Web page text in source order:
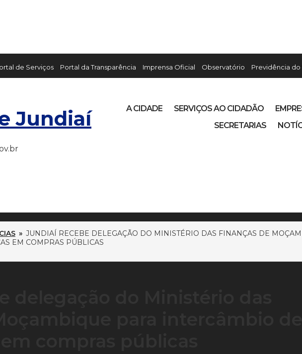
de Serviços Portal da Transparência Imprensa Oficial Observatório Previdência
Jundiaí A CIDADE SERVIÇOS AO CIDADÃO
SECRETARIAS
» JUNDIAÍ RECEBE DELEGAÇÃO DO MINISTÉRIO DAS FINANÇAS DE
EM COMPRAS PÚBLICAS